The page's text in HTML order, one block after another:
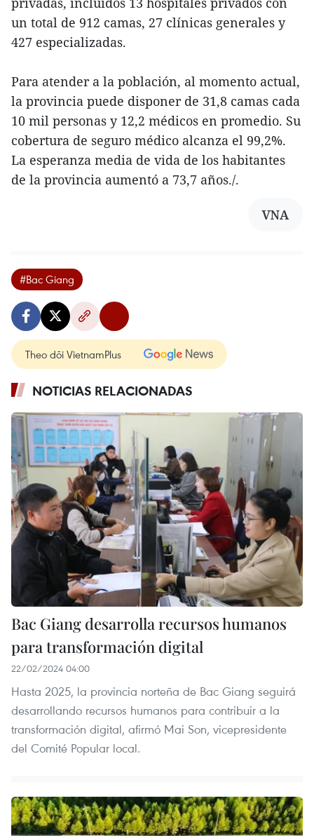
un total de 912 camas, 27 clínicas generales y
427 especializadas.
Para atender a la población, al momento actual,
la provincia puede disponer de 31,8 camas cada
10 mil personas y 12,2 médicos en promedio. Su
cobertura de seguro médico alcanza el 99,2%.
La esperanza media de vida de los habitantes
de la provincia aumentó a 73,7 años./.
VNA
#Bac Giang
Theo dõi VietnamPlus
NOTICIAS RELACIONADAS
Bac Giang desarrolla recursos humanos
para transformación digital
22/02/2024 04:00
Hasta 2025, la provincia norteña de Bac Giang seguirá
desarrollando recursos humanos para contribuir a la
transformación digital, afirmó Mai Son, vicepresidente
del Comité Popular local.